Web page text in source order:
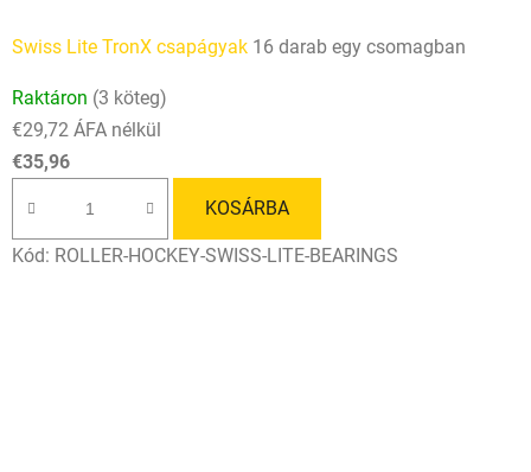
Swiss Lite TronX csapágyak 16 darab egy csomagban
Raktáron (3 köteg)
€29,72 ÁFA nélkül
€35,96
KOSÁRBA
Kód: ROLLER-HOCKEY-SWISS-LITE-BEARINGS